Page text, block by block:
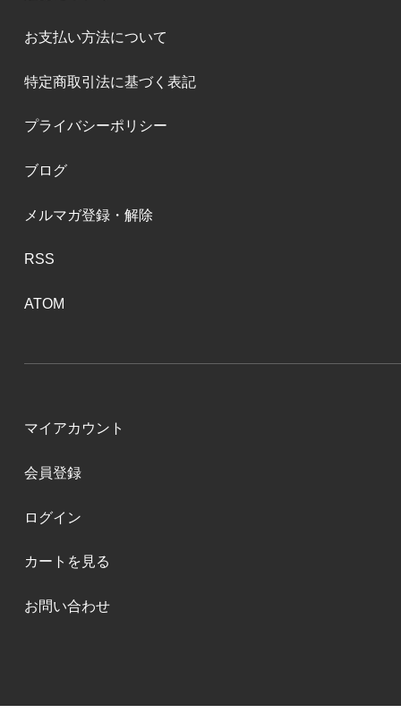
お支払い方法について
特定商取引法に基づく表記
プライバシーポリシー
ブログ
メルマガ登録・解除
RSS
ATOM
マイアカウント
会員登録
ログイン
カートを見る
お問い合わせ